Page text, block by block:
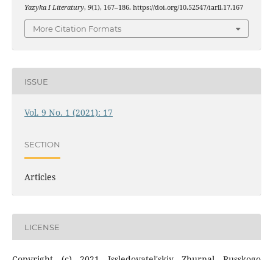
Yazyka I Literatury, 9(1), 167–186. https://doi.org/10.52547/iarll.17.167
More Citation Formats
ISSUE
Vol. 9 No. 1 (2021): 17
SECTION
Articles
LICENSE